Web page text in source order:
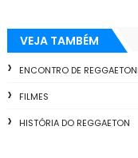
VEJA TAMBÉM
ENCONTRO DE
FILMES
HISTÓRIA DO REGGAETON